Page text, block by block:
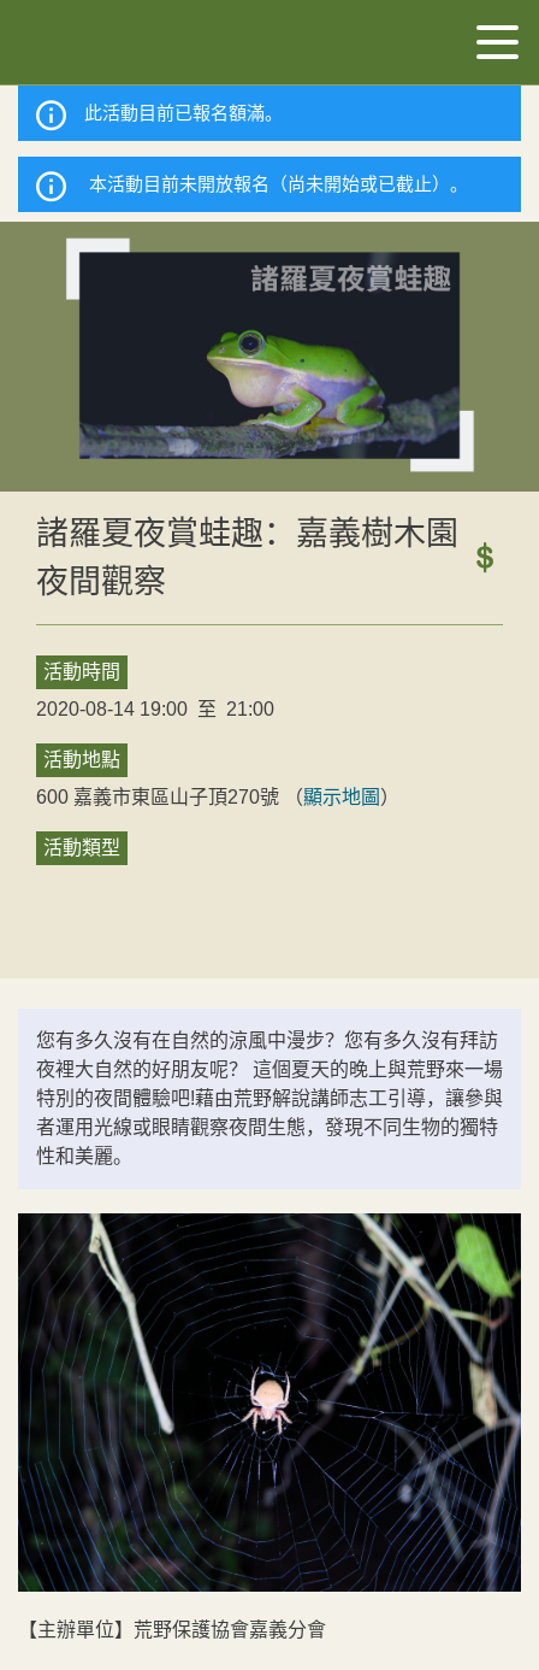
此活動目前已報名額滿。
本活動目前未開放報名（尚未開始或已截止）。
諸羅夏夜賞蛙趣：嘉義樹木園
夜間觀察
活動時間
2020-08-14 19:00 至 21:00
活動地點
600 嘉義市東區山子頂270號 （顯示地圖 ）
活動類型
您有多久沒有在自然的涼風中漫步？您有多久沒有拜訪
夜裡大自然的好朋友呢？ 這個夏天的晚上與荒野來一場
特別的夜間體驗吧!藉由荒野解說講師志工引導，讓參與
者運用光線或眼睛觀察夜間生態，發現不同生物的獨特
性和美麗。
【主辦單位】荒野保護協會嘉義分會